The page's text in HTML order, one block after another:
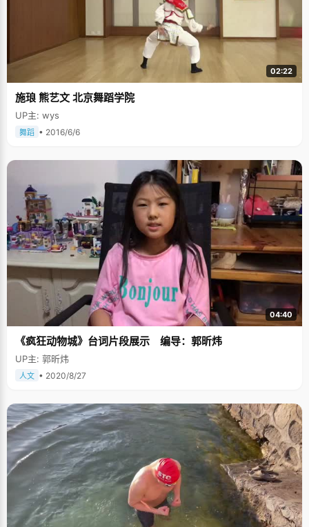
02:22
施琅 熊艺文 北京舞蹈学院
UP主: wys
舞蹈 • 2016/6/6
04:40
《疯狂动物城》台词片段展示 编导：郭昕炜
UP主: 郭昕炜
人文 • 2020/8/27